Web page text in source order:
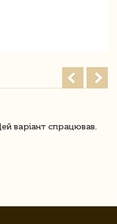
варіант спрацював.